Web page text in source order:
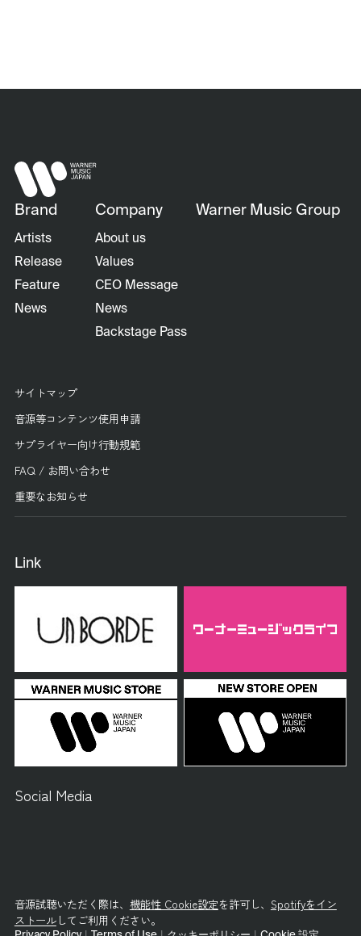
Brand
Artists
Release
Feature
News
Company
About us
Values
CEO Message
News
Backstage Pass
Warner Music Group
サイトマップ
音源等コンテンツ使用申請
サプライヤー向け行動規範
FAQ / お問い合わせ
重要なお知らせ
Link
Social Media
音源試聴いただく際は、 機能性 Cookie設定を許可し、 Spotifyをイン
ストールしてご利用ください。